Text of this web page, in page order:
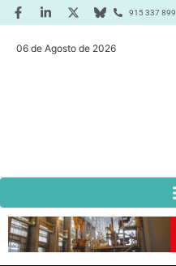
915 337 899
06 de Agosto de 2026